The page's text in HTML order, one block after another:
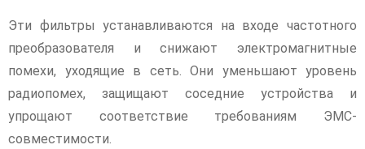
Эти фильтры устанавливаются на входе частотного
преобразователя и снижают электромагнитные
помехи, уходящие в сеть. Они уменьшают уровень
радиопомех, защищают соседние устройства и
упрощают соответствие требованиям ЭМС-
совместимости.